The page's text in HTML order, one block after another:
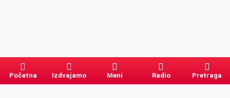
Početna Izdvajamo Meni Radio Pretraga